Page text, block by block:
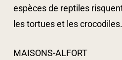
espèces de reptiles
les tortues et les crocodiles.
MAISONS-ALFORT